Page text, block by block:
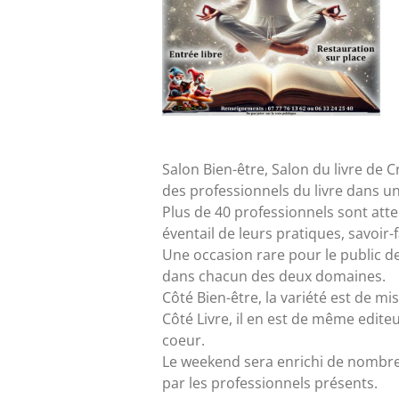
Salon Bien-être, Salon du livre de
des professionnels du livre dans
Plus de 40 professionnels sont
éventail de leurs pratiques,
Une occasion rare pour le public
dans chacun des deux domaines.
Côté Bien-être, la variété est de
Côté Livre, il en est de même
coeur.
Le weekend sera enrichi de
par les professionnels présents.